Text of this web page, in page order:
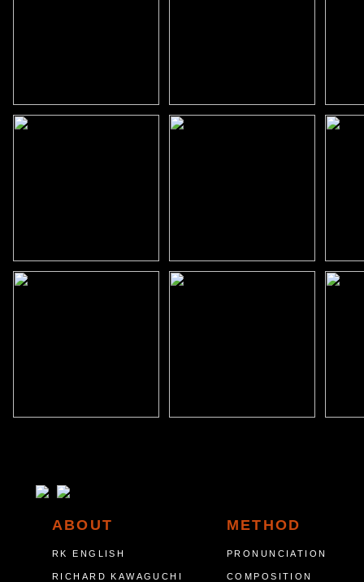
ABOUT
RK ENGLISH
RICHARD KAWAGUCHI
METHOD
PRONUNCIATION
COMPOSITION